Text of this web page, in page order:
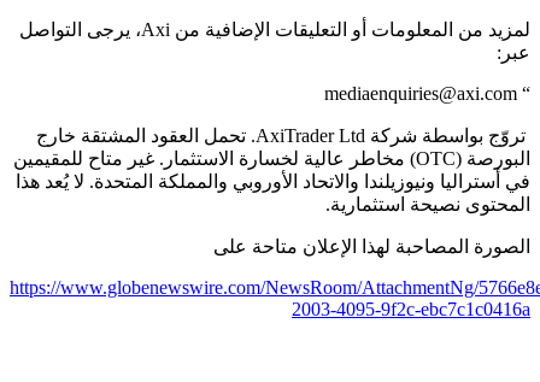
لمزيد من المعلومات أو التعليقات الإضافية من Axi، يرجى التواصل
عبر :
mediaenquiries@axi.com “
تروّج بواسطة شركة AxiTrader Ltd. تحمل العقود المشتقة خارج
البورصة (OTC) مخاطر عالية لخسارة الاستثمار. غير متاح للمقيمين
في أستراليا ونيوزيلندا والاتحاد الأوروبي والمملكة المتحدة. لا يُعد هذا
المحتوى نصيحة استثمارية.
الصورة المصاحبة لهذا الإعلان متاحة على
https://www.globenewswire.com/NewsRoom/AttachmentNg/
2003-4095-9f2c-ebc7c1c0416a